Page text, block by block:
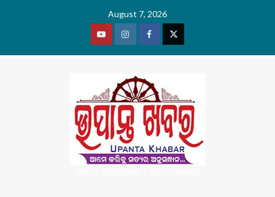
August 7, 2026
YoutubeVimeoFacebookTwitter